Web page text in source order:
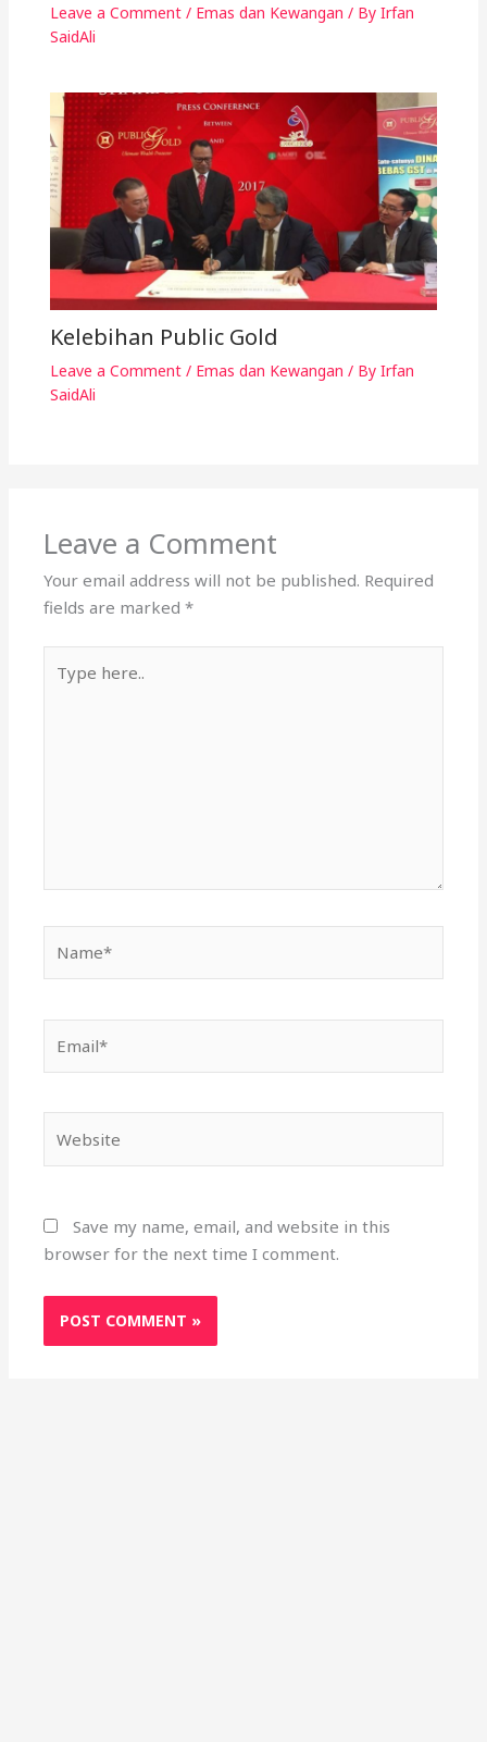
Leave a Comment / Emas dan Kewangan / By Irfan
SaidAli
Kelebihan Public Gold
Leave a Comment / Emas dan Kewangan / By Irfan
SaidAli
Leave a Comment
Your email address will not be published. Required
fields are marked*
here..
Save my name, email, and website in this
browser for the next time I comment.